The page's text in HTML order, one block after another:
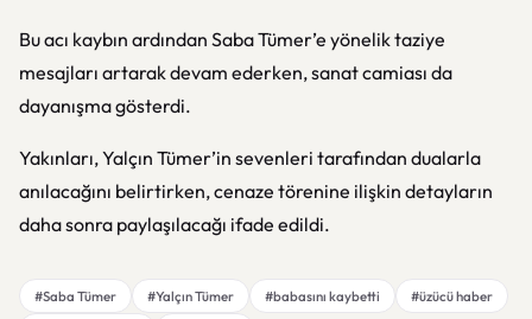
Bu acı kaybın ardından Saba Tümer’e yönelik taziye
mesajları artarak devam ederken, sanat camiası da
dayanışma gösterdi.
Yakınları, Yalçın Tümer’in sevenleri tarafından dualarla
anılacağını belirtirken, cenaze törenine ilişkin detayların
daha sonra paylaşılacağı ifade edildi.
#Saba Tümer #Yalçın Tümer #babasını kaybetti
#üzücü haber